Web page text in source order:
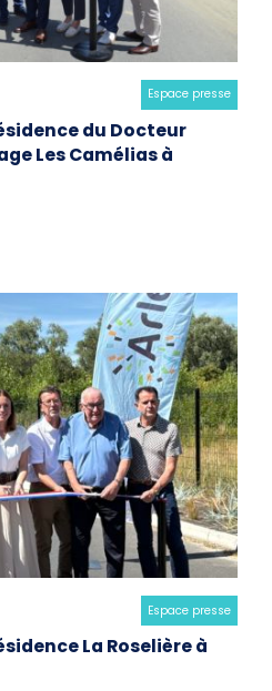
Category:
Espace presse
du Docteur
Les Camélias à
Category:
Espace presse
La Roselière à